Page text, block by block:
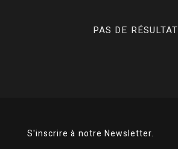
PAS DE RÉSULTAT
S'inscrire à notre Newsletter.